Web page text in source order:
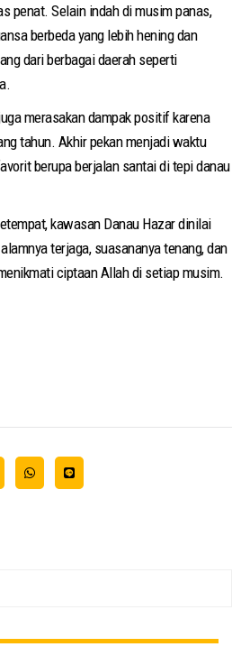
penat. Selain indah di musim panas,
berbeda yang lebih hening dan
dari berbagai daerah seperti
merasakan dampak positif karena
tahun. Akhir pekan menjadi waktu
berupa berjalan santai di tepi danau
kawasan Danau Hazar dinilai
terjaga, suasananya tenang, dan
ciptaan Allah di setiap musim.